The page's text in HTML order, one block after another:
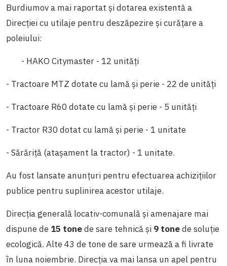
Burdiumov a mai raportat și dotarea existentă a
Direcției cu utilaje pentru deszăpezire și curățare a
poleiului:
- HAKO Citymaster - 12 unități
- Tractoare MTZ dotate cu lamă și perie - 22 de unități
- Tractoare R60 dotate cu lamă și perie - 5 unități
- Tractor R30 dotat cu lamă și perie - 1 unitate
- Sărăriță (atașament la tractor) - 1 unitate.
Au fost lansate anunțuri pentru efectuarea achizițiilor
publice pentru suplinirea acestor utilaje.
Direcțiagenerală locativ-comunală și amenajare mai
dispune de 15 tonede sare tehnică și 9 tonede soluție
ecologică. Alte 43 de tone de sare urmează a fi livrate
în luna noiembrie. Direcția va mai lansa un apel pentru